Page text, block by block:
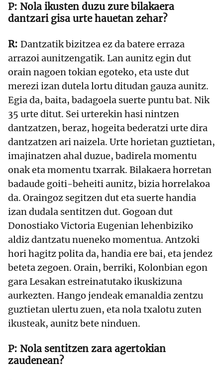
Nola ikusten duzu zure bilakaera
dantzari gisa urte hauetan zehar?
Dantzatik bizitzea ez da batere erraza
arrazoi aunitzengatik. Lan aunitz egin dut
orain nagoen tokian egoteko, eta uste dut
merezi izan dutela lortu ditudan gauza aunitz.
Egia da, baita, badagoela suerte puntu bat. Nik
35 urte ditut. Sei urterekin hasi nintzen
dantzatzen, beraz, hogeita bederatzi urte dira
dantzatzen ari naizela. Urte horietan guztietan,
imajinatzen ahal duzue, badirela momentu
onak eta momentu txarrak. Bilakaera horretan
badaude goiti-beheiti aunitz, bizia horrelakoa
da. Oraingoz segitzen dut eta suerte handia
izan dudala sentitzen dut. Gogoan dut
Donostiako Victoria Eugenian lehenbiziko
aldiz dantzatu nueneko momentua. Antzoki
hori hagitz polita da, handia ere bai, eta jendez
beteta zegoen. Orain, berriki, Kolonbian egon
gara Lesakan estreinatutako ikuskizuna
aurkezten. Hango jendeak emanaldia zentzu
guztietan ulertu zuen, eta nola txalotu zuten
ikusteak, aunitz bete ninduen.
Nola sentitzen zara agertokian
zaudenean?